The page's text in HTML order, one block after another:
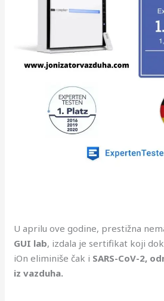
U aprilu ove godine, prestižna
GUI lab, izdala je sertifikat koji
iOn eliminiše čak i SARS-CoV-2,
iz vazduha.